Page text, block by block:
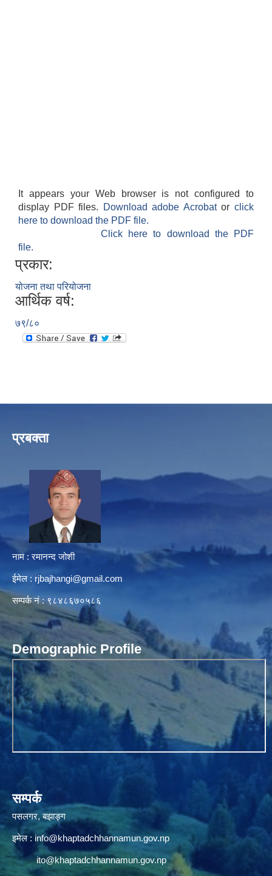
It appears your Web browser is not configured to
display PDF files.
Download adobe Acrobatorclick
here to download the PDF file.
Click here to download the PDF
file.
प्रकार:
योजना तथा परियोजना
आर्थिक वर्ष:
७९/८०
प्रबक्ता
नाम : रमानन्द जोशी
ईमेल : rjbajhangi@gmail.com
सम्पर्क नं : ९८४८६७०५८६
Demographic Profile
सम्पर्क
पसलगर, बझाङ्ग
इमेल : info@khaptadchhannamun.gov.np
ito@khaptadchhannamun.gov.np